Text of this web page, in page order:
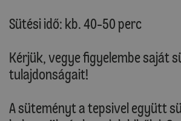
Sütési idő: kb. 40-50 perc
Kérjük, vegye figyelembe saját
tulajdonságait!
A süteményt a tepsivel együtt